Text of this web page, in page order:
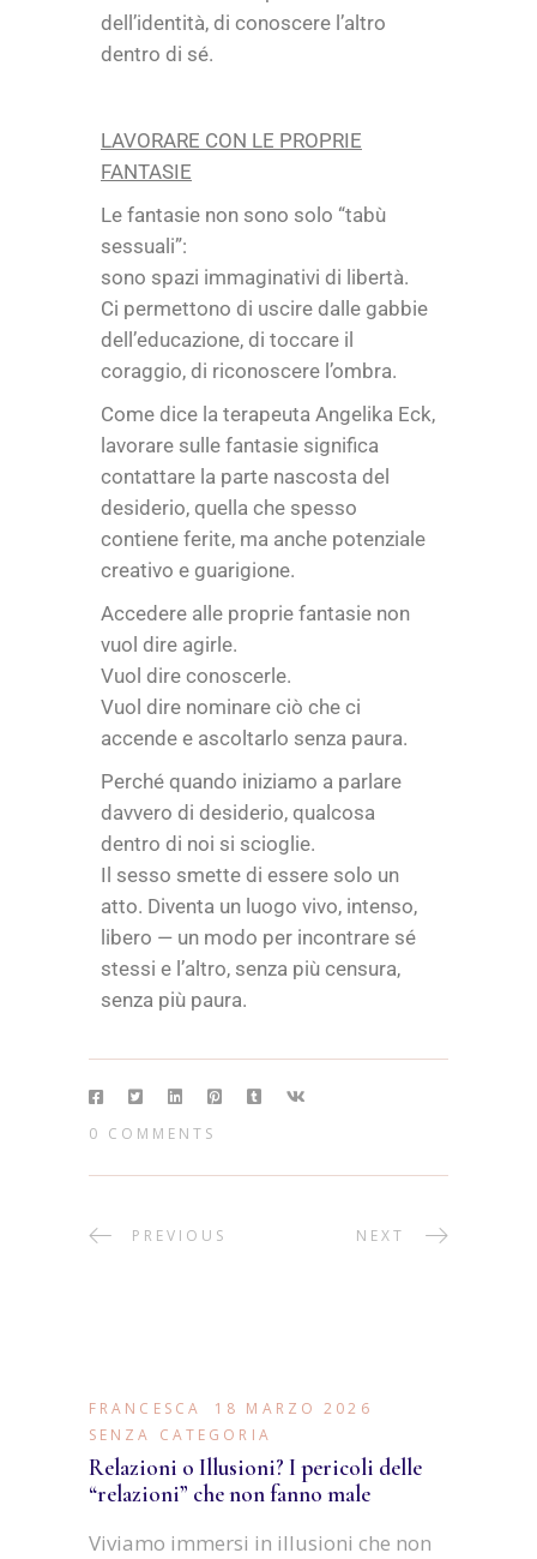
dell’identità, di conoscere l’altro
dentro di sé.
LAVORARE CON LE PROPRIE
FANTASIE
Le fantasie non sono solo “tabù
sessuali”:
sono spazi immaginativi di libertà.
Ci permettono di uscire dalle gabbie
dell’educazione, di toccare il
coraggio, di riconoscere l’ombra.
Come dice la terapeuta Angelika Eck,
lavorare sulle fantasie significa
contattare la parte nascosta del
desiderio, quella che spesso
contiene ferite, ma anche potenziale
creativo e guarigione.
Accedere alle proprie fantasie non
vuol dire agirle.
Vuol dire conoscerle.
Vuol dire nominare ciò che ci
accende e ascoltarlo senza paura.
Perché quando iniziamo a parlare
davvero di desiderio, qualcosa
dentro di noi si scioglie.
Il sesso smette di essere solo un
atto. Diventa un luogo vivo, intenso,
libero — un modo per incontrare sé
stessi e l’altro, senza più censura,
senza più paura.
0 COMMENTS
PREVIOUS NEXT
FRANCESCA
18 MARZO 2026
SENZA CATEGORIA
Relazioni o Illusioni? I pericoli delle
“relazioni” che non fanno male
Viviamo immersi in illusioni che non